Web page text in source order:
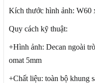
Kích thước hình ảnh: W60
Quy cách kỹ thuật:
+Hình ảnh: Decan ngoài
omat 5mm
+Chất liệu: toàn bộ khung